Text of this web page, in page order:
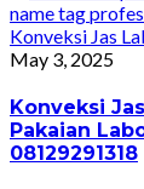
Konveksi Jas
May 3, 2025
Konveksi
Pakaian
08129291318